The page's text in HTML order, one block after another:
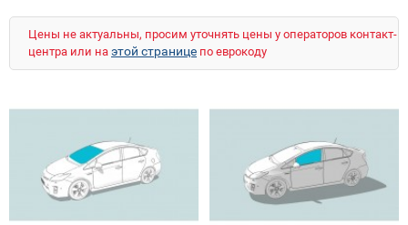
Цены не актуальны, просим уточнять цены у операторов контакт-
центра или на этой странице по еврокоду